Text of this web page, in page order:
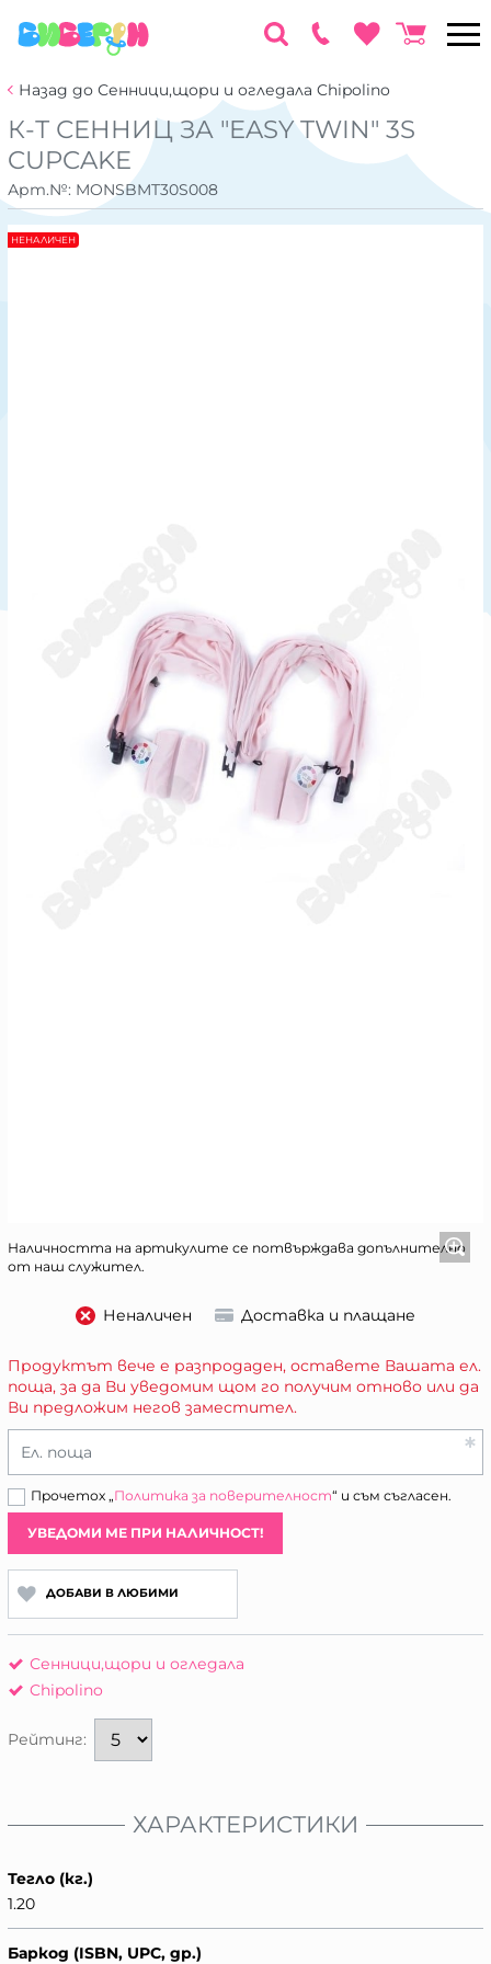
Назад до Сенници,щори и огледала Chipolino
К-Т СЕННИЦ ЗА "EASY TWIN" 3S
CUPCAKE
Арт.№: MONSBMT30S008
Наличността на артикулите се потвърждава допълнително
от наш служител.
НЕНАЛИЧЕН
Неналичен Доставка и плащане
Продуктът вече е разпродаден, оставете Вашата ел.
поща, за да Ви уведомим щом го получим отново или да
Ви предложим негов заместител.
Ел. поща
Прочетох „Политика за поверителност“ и съм съгласен.
УВЕДОМИ МЕ ПРИ НАЛИЧНОСТ!
ДОБАВИ В ЛЮБИМИ
Сенници,щори и огледала
Chipolino
Рейтинг:
ХАРАКТЕРИСТИКИ
Тегло (кг.)
1.20
Баркод (ISBN, UPC, др.)